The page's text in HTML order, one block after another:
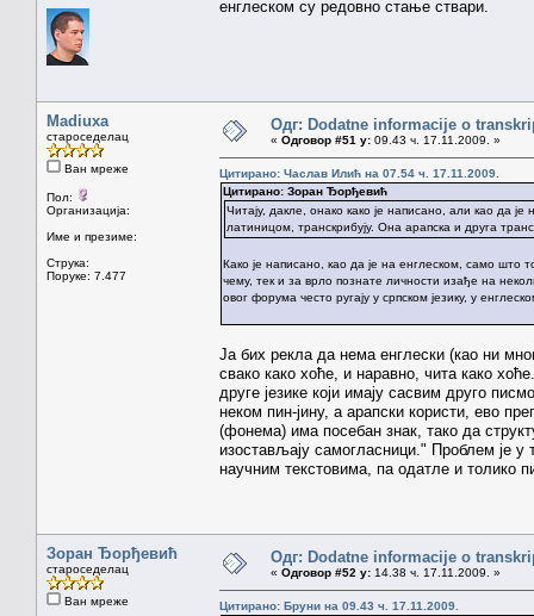
енглеском су редовно стање ствари.
Madiuxa
староседелац
Ван мреже
Пол:
Организација:
Име и презиме:
Струка:
Поруке: 7.477
Одг: Dodatne informacije o
« Одговор #51 у: 09.43 ч. 17.11.2009. »
Цитирано: Часлав Илић на 07.54 ч. 17.11.2009.
Цитирано: Зоран Ђорђевић
Читају, дакле, онако како је написано, али као да
латиницом, транскрибују. Она арапска и друга
Како је написано, као да је на енглеском, само што
чему, тек и за врло познате личности изађе на
овог форума често ругају у српском језику, у
Ја бих рекла да нема енглески (као ни
свако како хоће, и наравно, чита како
друге језике који имају сасвим друго
неком пин-јину, а арапски користи, ево
(фонема) има посебан знак, тако да
изостављају самогласници." Проблем је
научним текстовима, па одатле и толико
Зоран Ђорђевић
староседелац
Ван мреже
Одг: Dodatne informacije o
« Одговор #52 у: 14.38 ч. 17.11.2009. »
Цитирано: Бруни на 09.43 ч. 17.11.2009.